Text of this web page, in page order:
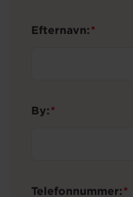
Efternavn:
By:
Telefonnummer: